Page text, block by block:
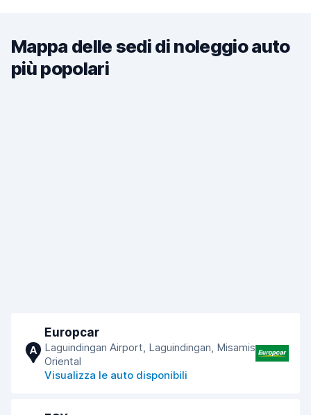
Mappa delle sedi di noleggio auto
più popolari
A
Europcar
Laguindingan Airport, Laguindingan, Misamis
Oriental
Visualizza le auto disponibili